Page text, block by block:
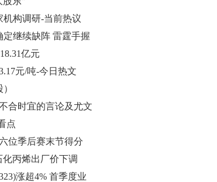
机构调研-当前热议
定继续缺阵 雷霆手握
亿元
元/吨-今日热文
合时宜的言论及尤文
点
位季后赛末节得分
化丙烯出厂价下调
涨超4% 首季度业